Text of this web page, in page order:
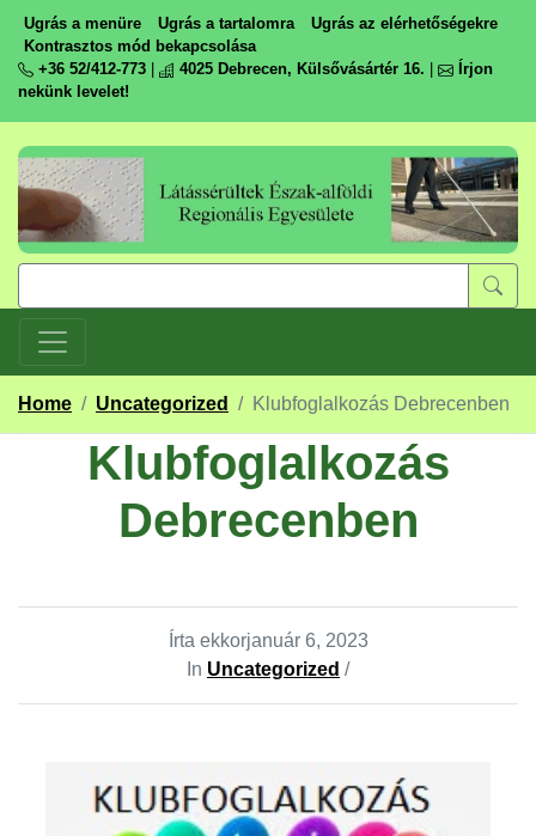
Ugrás a menüre Ugrás a tartalomra
Ugrás az elérhetőségekre
Kontrasztos mód bekapcsolása
+36 52/412-773
4025 Debrecen, Külsővásártér 16.
Írjon
nekünk levelet!
Home / Uncategorized / Klubfoglalkozás Debrecenben
Klubfoglalkozás
Debrecenben
Írta ekkorjanuár 6, 2023
In Uncategorized /